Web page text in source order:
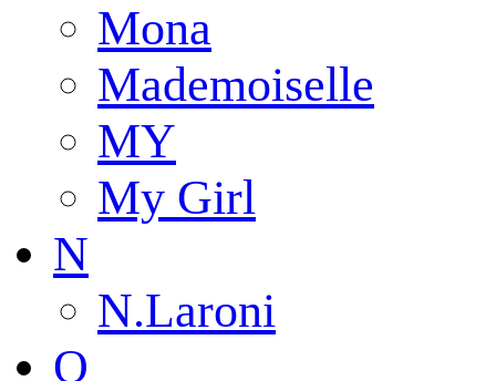
Mona
Mademoiselle
MY
My Girl
N
N.Laroni
O